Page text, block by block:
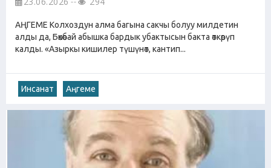
АҢГЕМЕ Колхоздун алма багына сакчы болуу милдетин
алды да, Бөкөбай абышка бардык убактысын бакта өткөрүп
калды. «Азыркы кишилер түшүнөт, кантип...
Инсанат Аңгеме